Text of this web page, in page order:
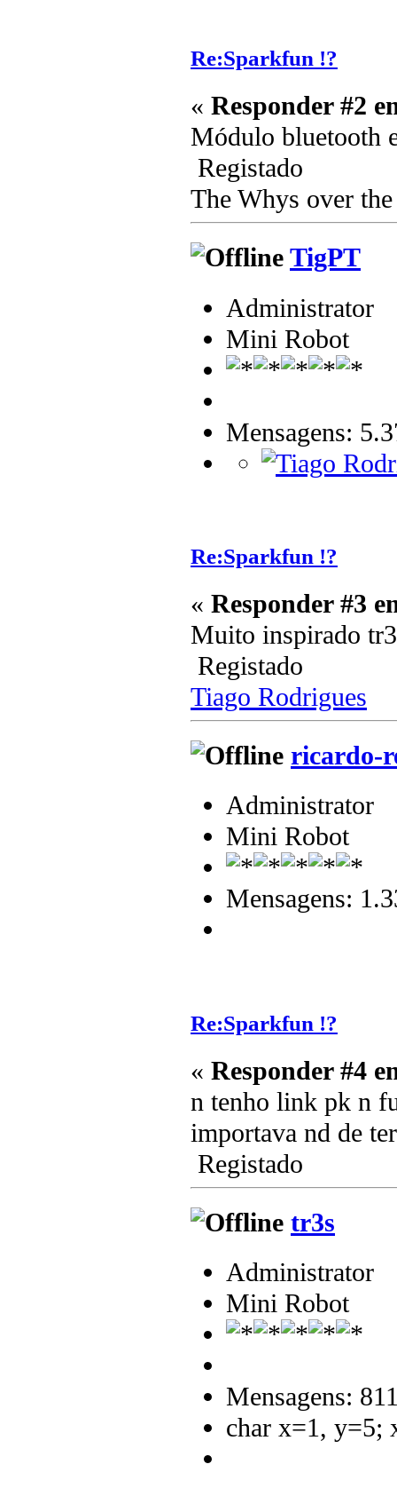
Re:Sparkfun !?
« Responder #2
Módulo bluetooth
Registado
The Whys over
TigPT
Administrator
Mini Robot
Mensagens:
Re:Sparkfun !?
« Responder #3
Muito inspirado
Registado
Tiago Rodrigues
ricardo-
Administrator
Mini Robot
Mensagens:
Re:Sparkfun !?
« Responder #4
n tenho link pk n
importava nd de
Registado
tr3s
Administrator
Mini Robot
Mensagens:
char x=1, y=5;